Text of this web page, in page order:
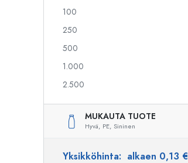
Ginipullot
Joulupullot
Koristeelliset pullot
Käymisastiat
100
250
500
1.000
2.500
MUKAUTA TUOTE
Hyvä, PE, Sininen
Yksikköhinta: alkaen 0,13 €